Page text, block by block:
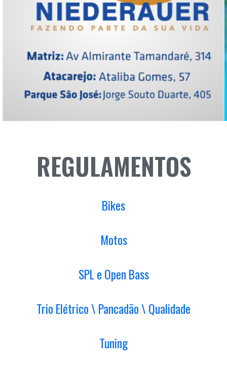
REGULAMENTOS
Bikes
Motos
SPL e Open Bass
Trio Elétrico \ Pancadão \ Qualidade
Tuning